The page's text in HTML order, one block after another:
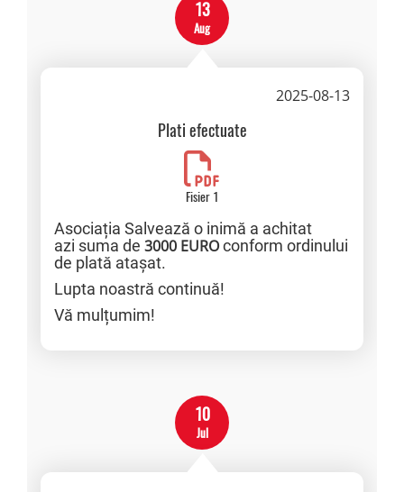
13
Aug
2025-08-13
Plati efectuate
Fisier 1
Asociația Salvează o inimă a achitat
azi suma de 3000 EUROconform ordinului
de plată atașat.
Lupta noastră continuă!
Vă mulțumim!
10
Jul